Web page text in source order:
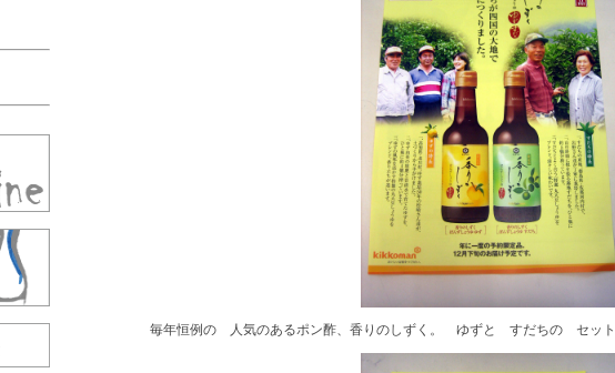
毎年恒例の 人気のあるポン酢、香りのしずく。 ゆずと すだちの セッ